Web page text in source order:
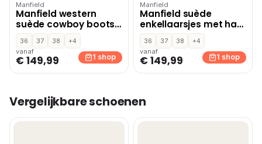
Manfield
Manfield western
suède cowboy boots
bordeaux
36 37 38
+4
vanaf
€ 149,99 1 shop
Manfield
Manfield suède
enkellaarsjes met hak
donkerbruin
36 37 38
+4
vanaf
€ 149,99 1 shop
Vergelijkbare schoenen